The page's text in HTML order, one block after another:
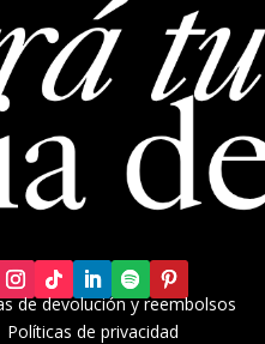
de devolución y reembolsos
Políticas de privacidad